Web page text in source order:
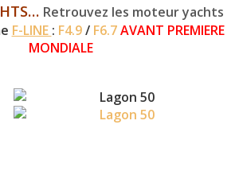
… Retrouvez les moteur yachts
F-LINE : F4.9/ F6.7 AVANT PREMIERE
MONDIALE